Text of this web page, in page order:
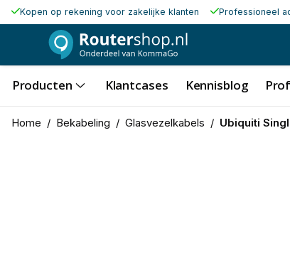
Kopen op rekening voor zakelijke klanten Professioneel
Producten Klantcases Kennisblog
Home / Bekabeling / Glasvezelkabels / Ubiquiti